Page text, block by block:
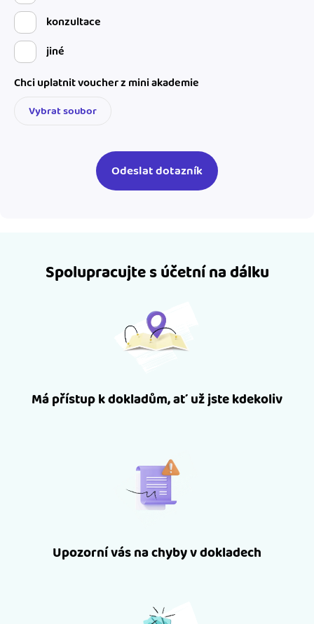
konzultace
jiné
Chci uplatnit voucher z mini akademie
Vybrat soubor
Spolupracujte s účetní na dálku
Má přístup k dokladům, ať už jste kdekoliv
Upozorní vás na chyby v dokladech